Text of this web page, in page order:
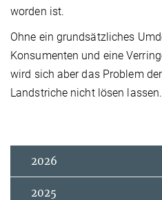
worden ist.
Ohne ein grundsätzliches
Konsumenten und eine
wird sich aber das Problem
Landstriche nicht lösen lassen.
2026
2025